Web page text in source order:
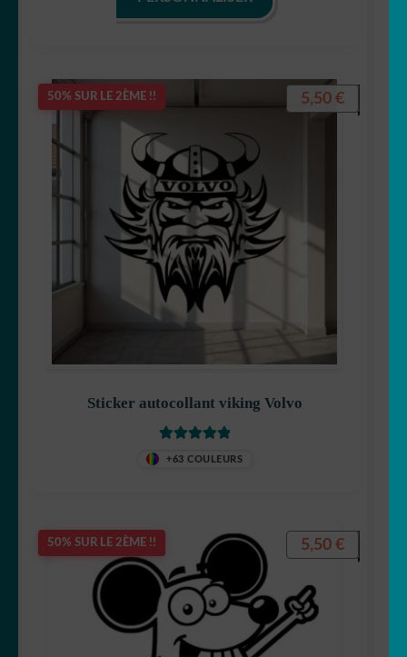
50% SUR LE 2ÈME !!
Sticker autocollant viking Volvo
+63 COULEURS
5,50 €
50% SUR LE 2ÈME !! 5,50 €